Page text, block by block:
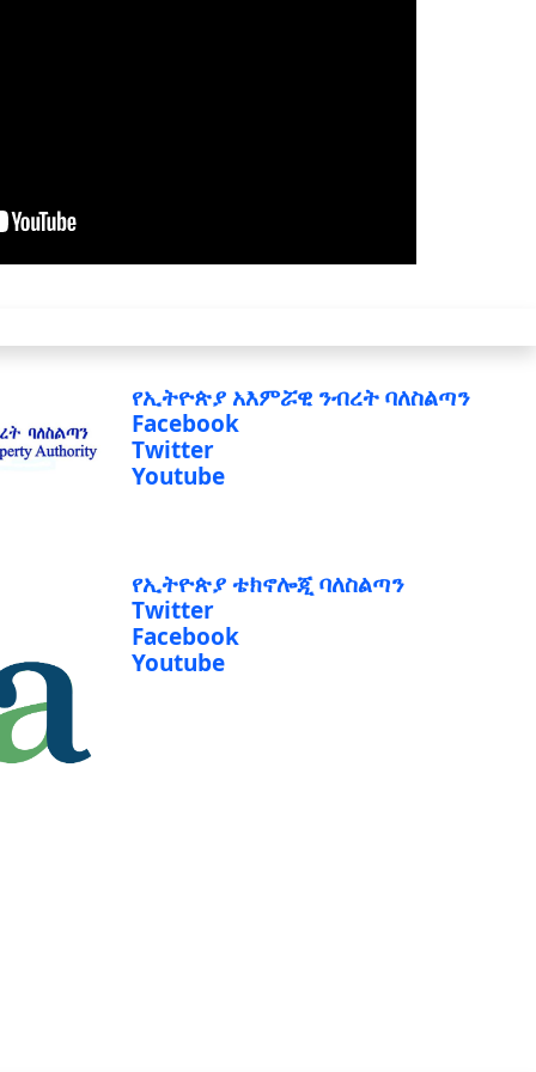
የኢትዮጵያ አእምሯዊ ንብረት ባለስልጣን
Facebook
Twitter
Youtube
የኢትዮጵያ ቴክኖሎጂ ባለስልጣን
Twitter
Facebook
Youtube